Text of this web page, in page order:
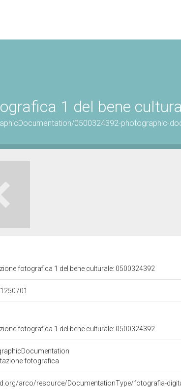
1 del bene
0500324392-photographic-
fotografica 1 del bene culturale: 0500324392
fotografica 1 del bene culturale: 0500324392
fotografica
arco/resource/DocumentationType/fotografia-